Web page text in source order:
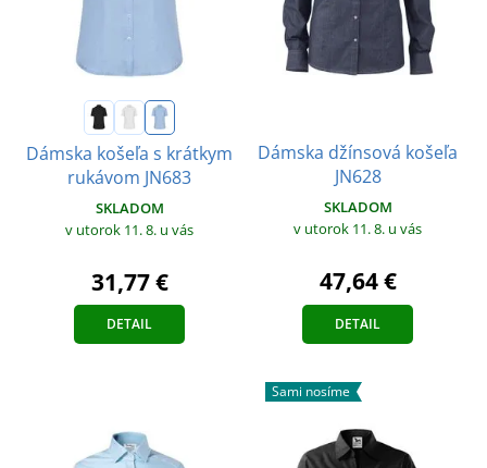
Dámska košeľa s krátkym
rukávom JN683
SKLADOM
v utorok 11. 8. u vás
31,77 €
DETAIL
Dámska džínsová košeľa
JN628
SKLADOM
v utorok 11. 8. u vás
47,64 €
DETAIL
Sami nosíme